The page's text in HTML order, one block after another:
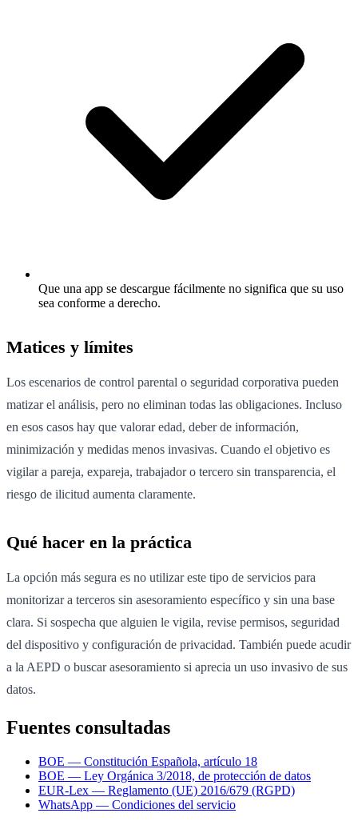
Que una app se descargue fácilmente no significa que su uso
sea conforme a derecho.
Matices y límites
Los escenarios de control parental o seguridad corporativa pueden
matizar el análisis, pero no eliminan todas las obligaciones. Incluso
en esos casos hay que valorar edad, deber de información,
minimización y medidas menos invasivas. Cuando el objetivo es
vigilar a pareja, expareja, trabajador o tercero sin transparencia, el
riesgo de ilicitud aumenta claramente.
Qué hacer en la práctica
La opción más segura es no utilizar este tipo de servicios para
monitorizar a terceros sin asesoramiento específico y sin una base
clara. Si sospecha que alguien le vigila, revise permisos, seguridad
del dispositivo y configuración de privacidad. También puede acudir
a la AEPD o buscar asesoramiento si aprecia un uso invasivo de sus
datos.
Fuentes consultadas
BOE — Constitución Española, artículo 18
BOE — Ley Orgánica 3/2018, de protección de datos
EUR-Lex — Reglamento (UE) 2016/679 (RGPD)
WhatsApp — Condiciones del servicio